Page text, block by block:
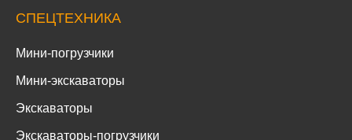
СПЕЦТЕХНИКА
Мини-погрузчики
Мини-экскаваторы
Экскаваторы
Экскаваторы-погрузчики